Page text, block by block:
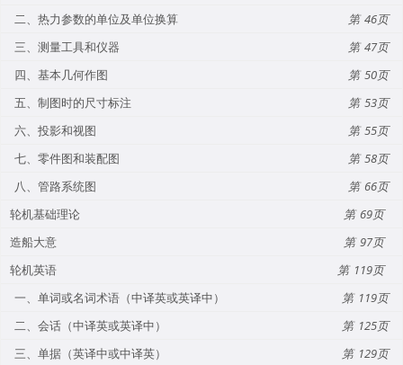
二、热力参数的单位及单位换算
46
三、测量工具和仪器
47
四、基本几何作图
50
五、制图时的尺寸标注
53
六、投影和视图
55
七、零件图和装配图
58
八、管路系统图
66
轮机基础理论
69
造船大意
97
轮机英语
119
一、单词或名词术语（中译英或英译中）
119
二、会话（中译英或英译中）
125
三、单据（英译中或中译英）
129